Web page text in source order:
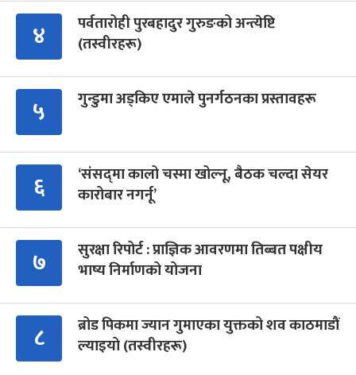
४
पर्वतारोही पुरबहादुर गुरुङको अन्त्येष्टि
(तस्वीरहरू)
५ गुन्डुमा अड्किए एमाले पुनर्गठनका प्रस्तावहरू
६
‘संसद्‍मा कालो चस्मा खोल्नू, बैठक चल्दा सेयर
कारोबार नगर्नू’
७
सुरक्षा रिपोर्ट : प्राज्ञिक आवरणमा तिब्बत पक्षीय
भाष्य निर्माणको योजना
८
ब्रोड पिकमा ज्यान गुमाएका युक्तको शव काठमाडौं
ल्याइयो (तस्वीरहरू)